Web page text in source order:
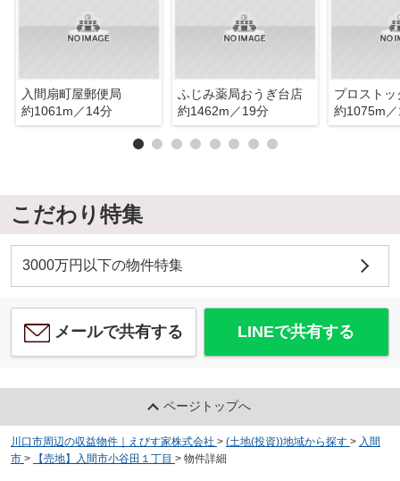
入間扇町屋郵便局
約1061m／14分
ふじみ薬局おうぎ台店
約1462m／19分
プロストッ
約1075m
こだわり特集
3000万円以下の物件特集
メールで共有する LINEで共有する
ページトップへ
川口市周辺の収益物件｜えびす家株式会社 > (土地(投資))地域から探す > 入間
市 > 【売地】入間市小谷田１丁目 > 物件詳細